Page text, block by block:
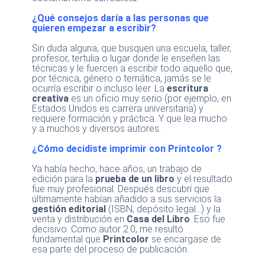
¿Qué consejos daría a las personas que
quieren empezar a escribir?
Sin duda alguna, que busquen una escuela, taller,
profesor, tertulia o lugar donde le enseñen las
técnicas y le fuercen a escribir todo aquello que,
por técnica, género o temática, jamás se le
ocurría escribir o incluso leer. La escritura
creativaes un oficio muy serio (por ejemplo, en
Estados Unidos es carrera universitaria) y
requiere formación y práctica. Y que lea mucho
y a muchos y diversos autores.
¿Cómo decidiste imprimir con Printcolor ?
Ya había hecho, hace años, un trabajo de
edición para la prueba de un libro y el resultado
fue muy profesional. Después descubrí que
últimamente habían añadido a sus servicios la
gestión editorial (ISBN, depósito legal…) y la
venta y distribución en Casa del Libro. Eso fue
decisivo. Como autor 2.0, me resultó
fundamental que Printcolor se encargase de
esa parte del proceso de publicación.